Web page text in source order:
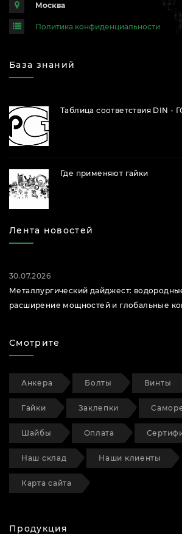
Москва
Политика конфиденциальности
База знаний
Таблица соответствия DIN -
Где применяют гайки
Лента новостей
30.07.2026
Металлургический дайджест:
расширение мощностей и глобальные
Смотрите
Анкера Болты Винты
Гайки Заклепки
Шайбы Оплата
Наш склад Наши клиенты
Карта сайта
Продукция